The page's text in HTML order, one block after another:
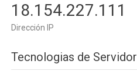
18.154.227.111
Dirección IP
Tecnologias de Servidor